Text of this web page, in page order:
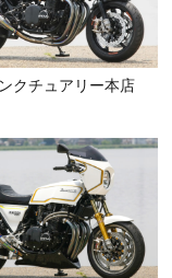
クチュアリー本店